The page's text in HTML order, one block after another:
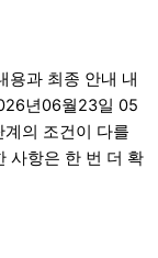
용과 최종 안내 내
년06월23일 05
의 조건이 다를
사항은 한 번 더 확